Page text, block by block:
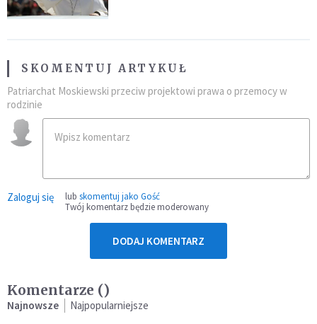
SKOMENTUJ ARTYKUŁ
Patriarchat Moskiewski przeciw projektowi prawa o przemocy w
rodzinie
Zaloguj się lub skomentuj jako Gość
Twój komentarz będzie moderowany
DODAJ KOMENTARZ
Komentarze ()
Najnowsze Najpopularniejsze